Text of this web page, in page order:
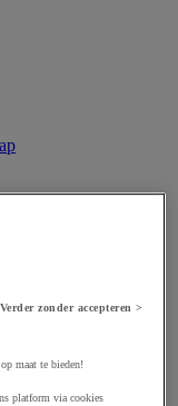
Verder zonder accepteren >
maat te bieden!
platform via cookies